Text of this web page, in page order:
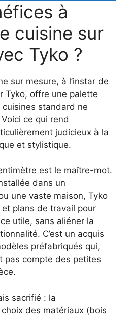
à
cuisine sur
Tyko ?
sur mesure, à l’instar de
Tyko, offre une palette
cuisines standard ne
ce qui rend
judicieux à la
et stylistique.
est le maître-mot.
dans un
une vaste maison, Tyko
plans de travail pour
utile, sans aliéner la
C’est un acquis
préfabriqués qui,
pas compte des petites
sacrifié : la
des matériaux (bois